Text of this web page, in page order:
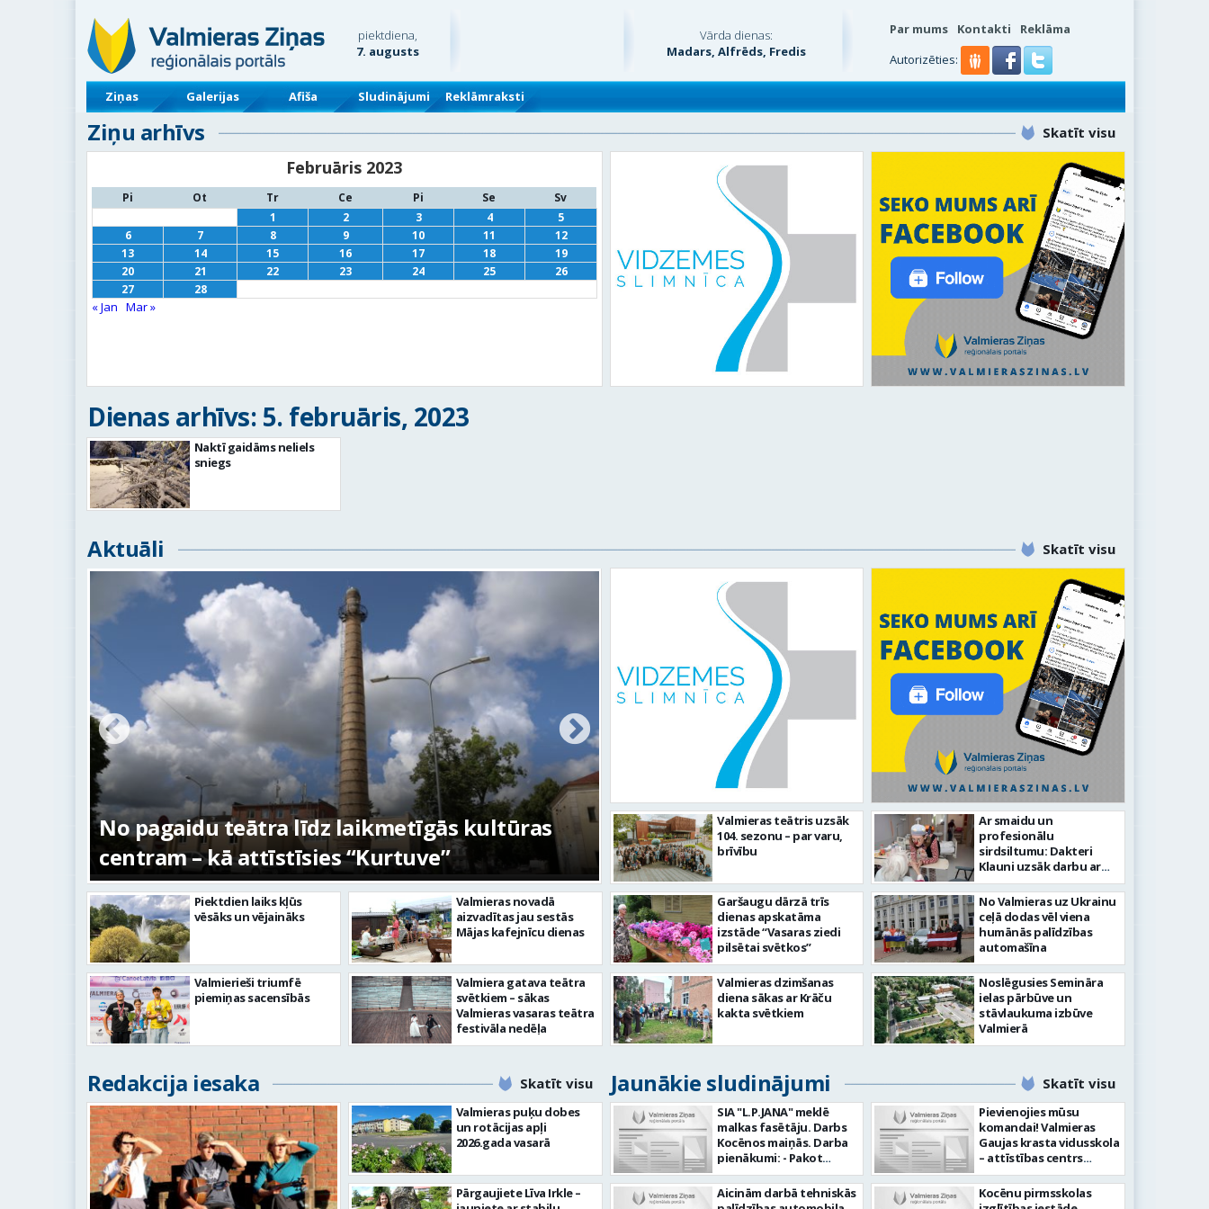
piektdiena,
7. augusts
Vārda dienas:
Madars, Alfrēds, Fredis
Par mums Kontakti
Reklāma
Autorizēties:
Ziņas Galerijas Afiša Sludinājumi Reklāmraksti
Ziņu arhīvs Skatīt visu
Februāris 2023
Pi Ot Tr Ce Pi Se
Sv
1
2 3 4
5
6
7 8 9 10 11
12
13
14 15 16 17 18
19
20
21 22 23 24 25
26
27
28
« Jan Mar »
Dienas arhīvs: 5. februāris, 2023
Naktī gaidāms neliels
sniegs
Aktuāli Skatīt visu
No pagaidu teātra līdz laikmetīgās kultūras
centram – kā attīstīsies “Kurtuve”
FOTO: Ar daudzveidīgiem notikumiem
aizvadīta Valmieras 743. dzimšanas diena
Piektdien laiks kļūs
vēsāks un vējaināks
Valmierieši triumfē
piemiņas sacensībās
Valmieras novadā
aizvadītas jau sestās
Mājas kafejnīcu dienas
Valmiera gatava teātra
svētkiem – sākas
Valmieras vasaras teātra
festivāla nedēļa
Valmieras teātris uzsāk
104. sezonu – par varu,
brīvību
Garšaugu dārzā trīs
dienas apskatāma
izstāde “Vasaras ziedi
pilsētai svētkos”
Valmieras dzimšanas
diena sākas ar Krāču
kakta svētkiem
Ar smaidu un
profesionālu
sirdsiltumu: Dakteri
Klauni uzsāk darbu ar
senioriem Vidzemes
slimnīcā
No Valmieras uz Ukrainu
ceļā dodas vēl viena
humānās palīdzības
automašīna
Noslēgusies Semināra
ielas pārbūve un
stāvlaukuma izbūve
Valmierā
Redakcija iesaka Skatīt visu Jaunākie sludinājumi Skatīt visu
Valmieras puķu dobes
un rotācijas apļi
2026.gada vasarā
Pārgaujiete Līva Irkle –
SIA "L.P.JANA" meklē
malkas fasētāju. Darbs
Kocēnos maiņās. Darba
pienākumi: - Pakot
kamīnmalku, atbilstoši
darba uzdevumam -
Marķēt un pārbaudīt
Aicinām darbā tehniskās
Pievienojies mūsu
komandai! Valmieras
Gaujas krasta vidusskola
– attīstības centrs
(adrese: Jumaras iela 9,
Valmiera) aicina darbā
SPECIĀLO PEDAGOGU
Kocēnu pirmsskolas